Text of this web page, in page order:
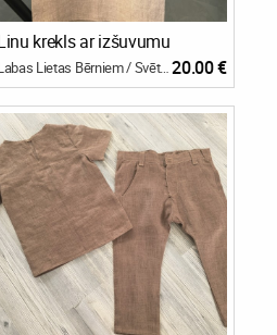
krekls ar izšuvumu
Labas Lietas Bērniem / Svētku bode 20.00 €